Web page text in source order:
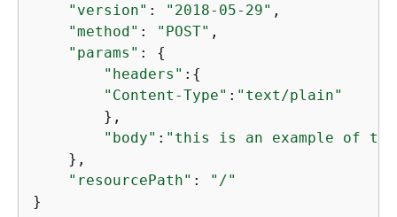
"version" : "2018-05-29" ,
"method" : "POST" ,
"params" : {
"headers" : {
"Content-Type" : "text/plain"
        },
"body" : "this is an example of
    },
"resourcePath" :
"/"
}